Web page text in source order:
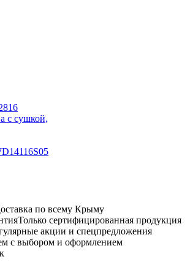
c сушкой,
по всему Крыму
Только сертифицированная продукция
акции и спецпредложения
с выбором и оформлением